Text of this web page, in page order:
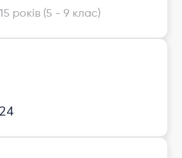
років (5 - 9 клас)